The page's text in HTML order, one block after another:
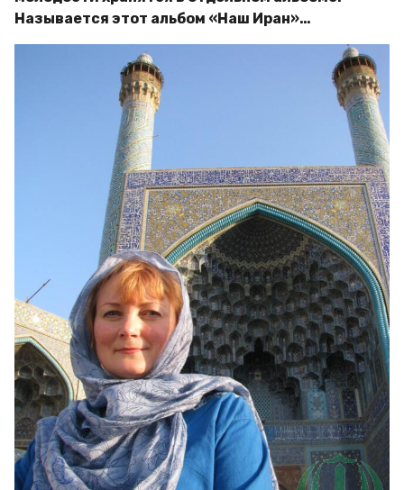
Называется этот альбом «Наш Иран»…